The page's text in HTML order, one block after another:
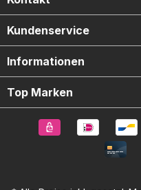
Kundenservice
Informationen
Top Marken